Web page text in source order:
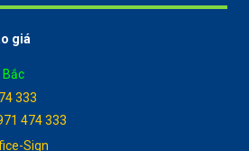
giá
Bắc
333
474 333
Sign